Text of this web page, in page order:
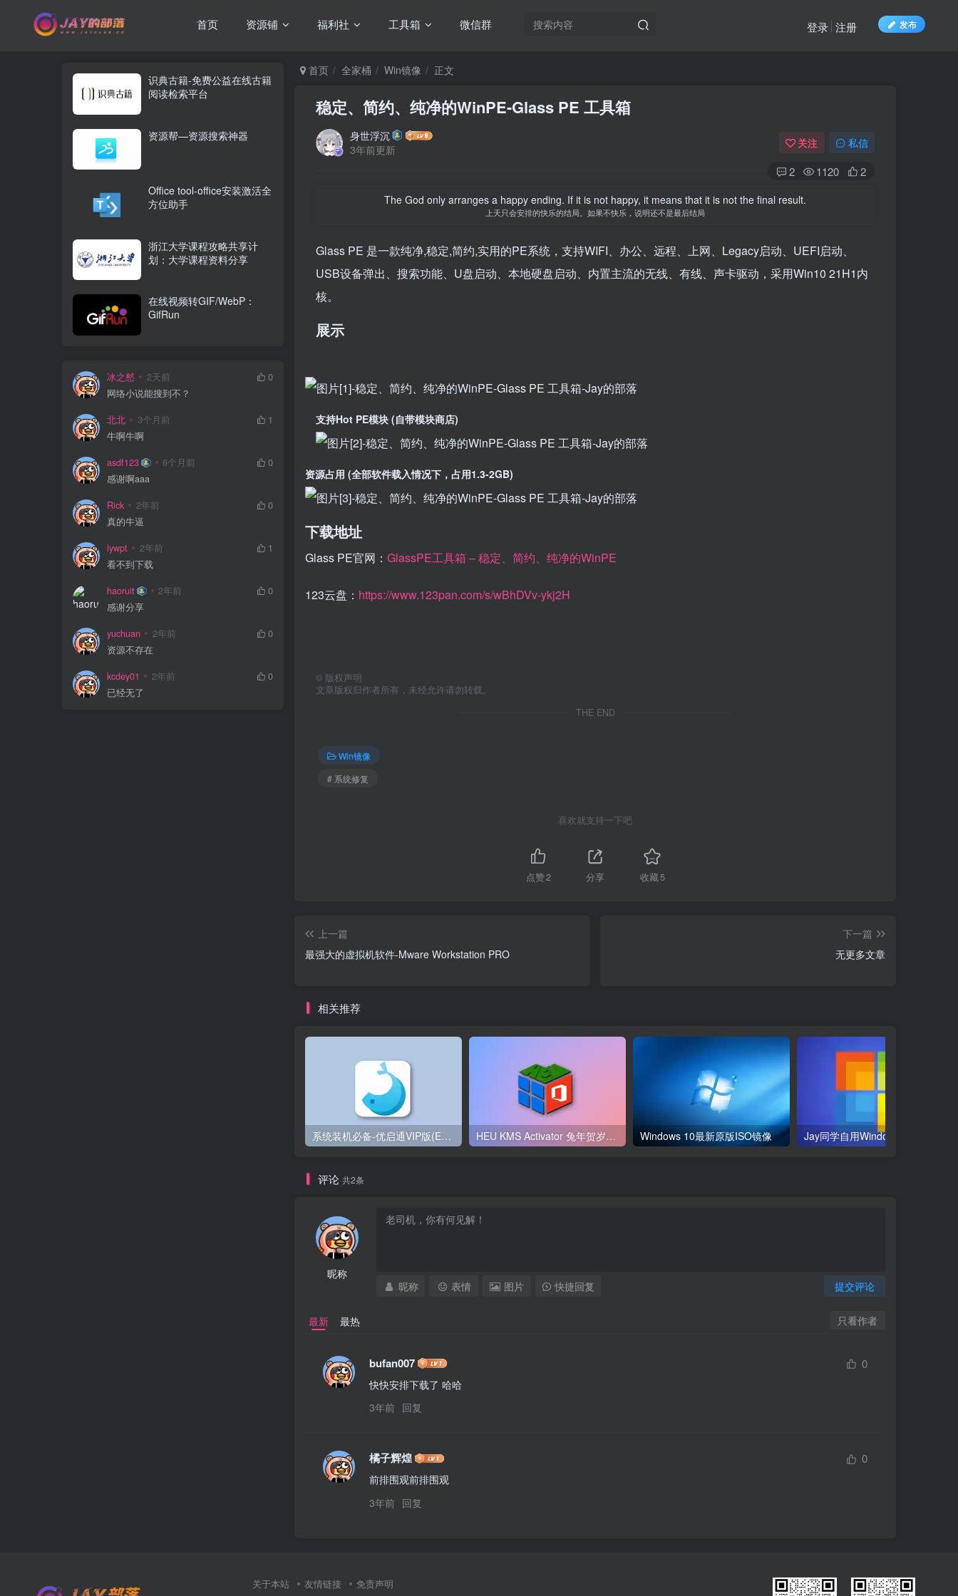
首页 资源铺 福利社 工具箱 微信群 发布
登录 注册
首页 全家桶 Win镜像 正文
稳定、简约、纯净的WinPE-Glass PE 工具箱
身世浮沉
3年前更新
关注 私信
2 1120 2
The God only arranges a happy ending. If it is not happy, it means that it is not the final result.
上天只会安排的快乐的结局。如果不快乐，说明还不是最后结局
Glass PE 是一款纯净,稳定,简约,实用的PE系统，支持WIFI、办公、远程、上网、Legacy启动、UEFI启动、
USB设备弹出、搜索功能、U盘启动、本地硬盘启动、内置主流的无线、有线、声卡驱动，采用Win10 21H1内
核。
展示
支持Hot PE模块 (自带模块商店)
资源占用 (全部软件载入情况下，占用1.3-2GB)
下载地址
Glass PE官网： GlassPE工具箱 – 稳定、简约、纯净的WinPE
123云盘： https://www.123pan.com/s/wBhDVv-ykj2H
© 版权声明
文章版权归作者所有，未经允许请勿转载。
THE END
Win镜像
# 系统修复
喜欢就支持一下吧
点赞2 分享 收藏5
上一篇
最强大的虚拟机软件-Mware Workstation PRO
下一篇
无更多文章
相关推荐
系统装机必备-优启通VIP版(EasyU) HEU KMS Activator 兔年贺岁版，KMS激活利器 Windows 10最新原版ISO镜像
评论 共2条
昵称
提交评论
昵称 表情 图片 快捷回复
最新 最热 只看作者
bufan007 0
快快安排下载了 哈哈
3年前 回复
橘子辉煌 0
前排围观前排围观
3年前 回复
识典古籍-免费公益在线古籍
阅读检索平台
资源帮—资源搜索神器
Office tool-office安装激活全
方位助手
浙江大学课程攻略共享计
划：大学课程资料分享
在线视频转GIF/WebP：
GifRun
冰之憖 2天前
0
网络小说能搜到不？
北北 3个月前
1
牛啊牛啊
asdf123 6个月前
0
感谢啊aaa
Rick 2年前
0
真的牛逼
lywpt 2年前
1
看不到下载
haoruit 2年前
0
感谢分享
yuchuan 2年前
0
资源不存在
kcdey01 2年前
0
已经无了
关于本站 友情链接 免责声明